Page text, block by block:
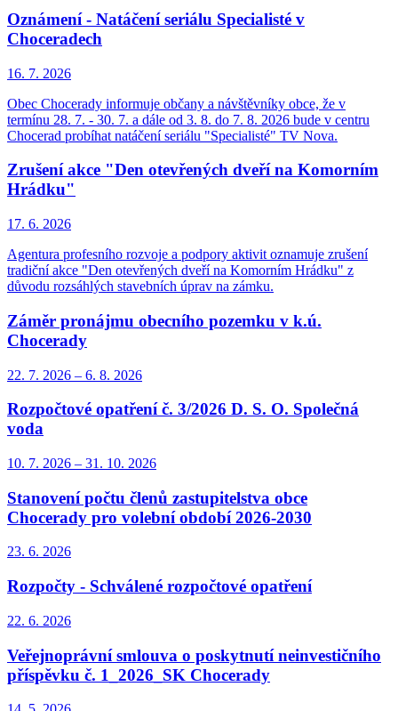
Oznámení - Natáčení seriálu Specialisté v
Choceradech
16. 7. 2026
Obec Chocerady informuje občany a návštěvníky obce, že v
termínu 28. 7. - 30. 7. a dále od 3. 8. do 7. 8. 2026 bude v centru
Chocerad probíhat natáčení seriálu "Specialisté" TV Nova.
Zrušení akce "Den otevřených dveří na Komorním
Hrádku"
17. 6. 2026
Agentura profesního rozvoje a podpory aktivit oznamuje zrušení
tradiční akce "Den otevřených dveří na Komorním Hrádku" z
důvodu rozsáhlých stavebních úprav na zámku.
Záměr pronájmu obecního pozemku v k.ú.
Chocerady
22. 7. 2026 – 6. 8. 2026
Rozpočtové opatření č. 3/2026 D. S. O. Společná
voda
10. 7. 2026 – 31. 10. 2026
Stanovení počtu členů zastupitelstva obce
Chocerady pro volební období 2026-2030
23. 6. 2026
Rozpočty - Schválené rozpočtové opatření
22. 6. 2026
Veřejnoprávní smlouva o poskytnutí neinvestičního
příspěvku č. 1_2026_SK Chocerady